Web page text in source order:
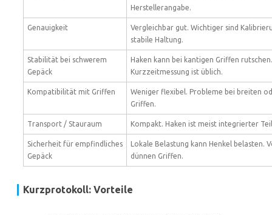
Herstellerangabe.
Genauigkeit
Vergleichbar gut. Wichtiger sind
stabile Haltung.
Stabilität bei schwerem
Gepäck
Haken kann bei kantigen Griffen rutschen.
Kurzzeitmessung ist üblich.
Kompatibilität mit Griffen
Weniger flexibel. Probleme bei breiten
Griffen.
Transport / Stauraum Kompakt. Haken ist meist integrierter
Sicherheit für empfindliches
Gepäck
Lokale Belastung kann Henkel belasten.
dünnen Griffen.
Kurzprotokoll: Vorteile